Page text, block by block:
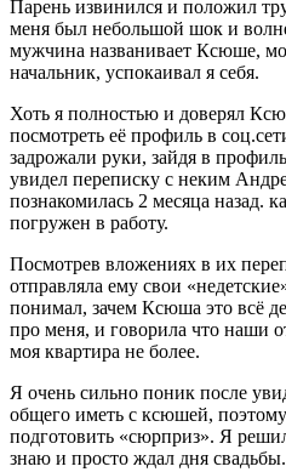
Парень извинился и положил
меня был небольшой шок и
мужчина названивает Ксюше,
начальник, успокаивал я себя.
Хоть я полностью и доверял
посмотреть её профиль в
задрожали руки, зайдя в
увидел переписку с неким
познакомилась 2 месяца назад.
погружен в работу.
Посмотрев вложениях в их
отправляла ему свои
понимал, зачем Ксюша это всё
про меня, и говорила что наши
моя квартира не более.
Я очень сильно поник после
общего иметь с ксюшей,
подготовить «сюрприз». Я
знаю и просто ждал дня свадьбы.